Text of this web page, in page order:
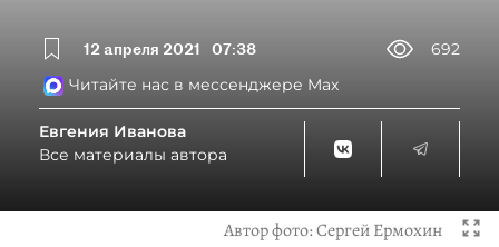
12 апреля 2021 07:38
692
Читайте нас в мессенджере Max
Евгения Иванова
Все материалы автора
Автор фото:Сергей Ермохин